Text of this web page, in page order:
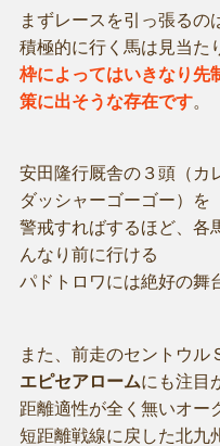
まずレースを引っ張るの
積極的に行く馬は見当た
枠によってはいきなり先
策に出そうな存在です。
安田隆行厩舎の３頭（カ
ダッシャーゴーゴー）を
警戒すればするほど、各
んなり前に行ける
パドトロワには絶好の舞
また、前走のセントウル
エピセアロームにも注目
距離適性が全く無いオー
短距離戦線に戻した北九